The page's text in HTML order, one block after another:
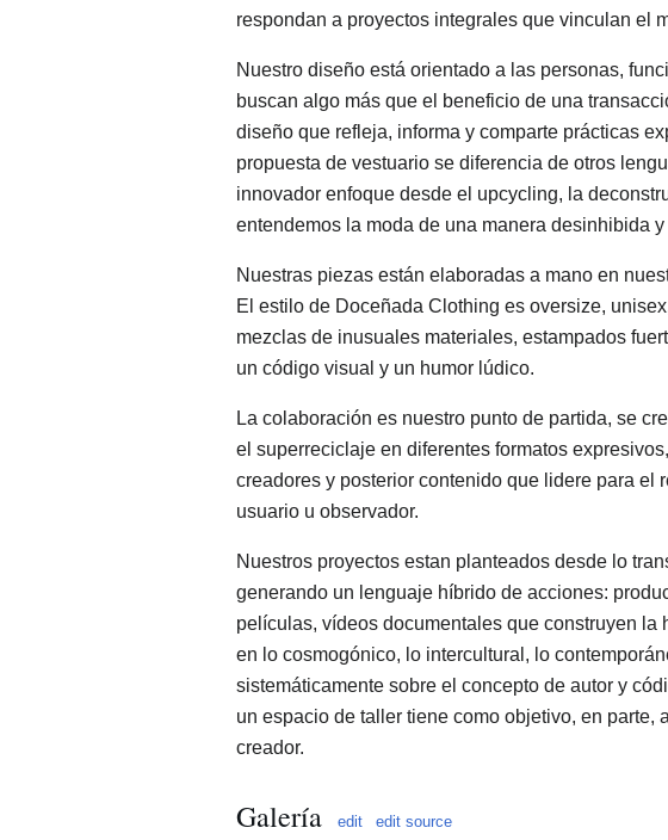
respondan a proyectos integrales que vinculan el
Nuestro diseño está orientado a las personas,
buscan algo más que el beneficio de una
diseño que refleja, informa y comparte prácticas
propuesta de vestuario se diferencia de otros
innovador enfoque desde el upcycling, la
entendemos la moda de una manera desinhibida
Nuestras piezas están elaboradas a mano en
El estilo de Doceñada Clothing es oversize,
mezclas de inusuales materiales, estampados
un código visual y un humor lúdico.
La colaboración es nuestro punto de partida, se
el superreciclaje en diferentes formatos
creadores y posterior contenido que lidere para el
usuario u observador.
Nuestros proyectos estan planteados desde lo
generando un lenguaje híbrido de acciones:
películas, vídeos documentales que construyen la
en lo cosmogónico, lo intercultural, lo
sistemáticamente sobre el concepto de autor y
un espacio de taller tiene como objetivo, en parte,
creador.
Galería edit edit source